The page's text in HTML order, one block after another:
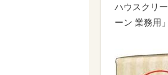
ハウスクリ
ーン 業務用